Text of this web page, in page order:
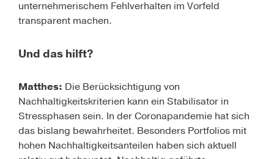
unternehmerischem Fehlverhalten im Vorfeld
transparent machen.
Und das hilft?
Matthes: Die Berücksichtigung von
Nachhaltigkeitskriterien kann ein Stabilisator in
Stressphasen sein. In der Coronapandemie hat sich
das bislang bewahr­heitet. Besonders Portfolios mit
hohen Nachhaltigkeitsanteilen haben sich aktuell